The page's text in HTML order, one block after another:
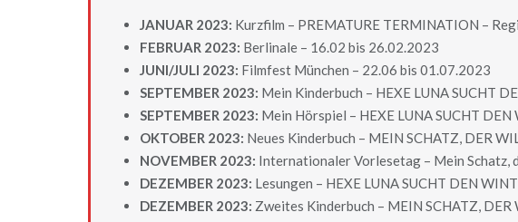
JANUAR 2023: Kurzfilm – PREMATURE TERMINATION –
FEBRUAR 2023: Berlinale – 16.02 bis 26.02.2023
JUNI/JULI 2023: Filmfest München – 22.06 bis 01.07.2023
SEPTEMBER 2023: Mein Kinderbuch – HEXE LUNA SUCHT
SEPTEMBER 2023: Mein Hörspiel – HEXE LUNA SUCHT
OKTOBER 2023: Neues Kinderbuch – MEIN SCHATZ, DER
NOVEMBER 2023: Internationaler Vorlesetag – Mein Schatz,
DEZEMBER 2023: Lesungen – HEXE LUNA SUCHT DEN
DEZEMBER 2023: Zweites Kinderbuch – MEIN SCHATZ,